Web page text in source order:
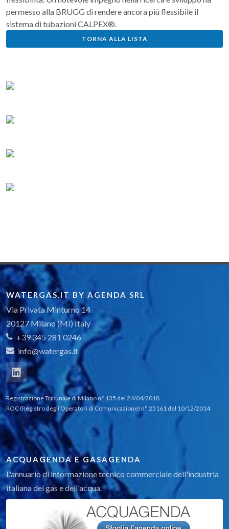
permesso alla BRUGG di rendere ancora più flessibile il
sistema di tubazioni CALPEX®.
TORNA ALLA LISTA
WATERGAS.IT BY AGENDA SRL
Via Privata Minturno 14
20127 Milano (MI) Italy
+39 345 281 0246
info@watergas.it
Registrazione Tribunale di Milano n° 135 del 24/04/2018
ROC (Registro degli Operatori di Comunicazione) n° 25161 del 10/12/2014
ACQUAGENDA E GASAGENDA
L'annuario di informazione tecnico commerciale dell'industria
italiana del gas e dell'acqua.